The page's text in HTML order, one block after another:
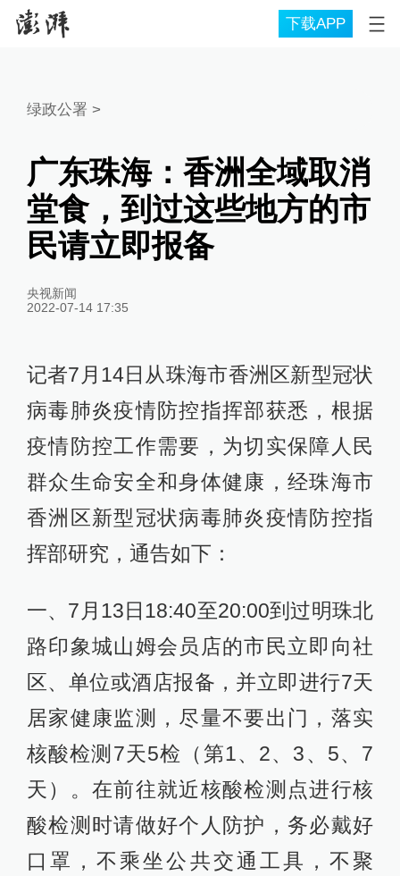
下载APP
绿政公署 >
广东珠海：香洲全域取消
堂食，到过这些地方的市
民请立即报备
央视新闻
2022-07-14 17:35
记者7月14日从珠海市香洲区新型冠状
病毒肺炎疫情防控指挥部获悉，根据
疫情防控工作需要，为切实保障人民
群众生命安全和身体健康，经珠海市
香洲区新型冠状病毒肺炎疫情防控指
挥部研究，通告如下：
一、7月13日18:40至20:00到过明珠北
路印象城山姆会员店的市民立即向社
区、单位或酒店报备，并立即进行7天
居家健康监测，尽量不要出门，落实
核酸检测7天5检（第1、2、3、5、7
天）。在前往就近核酸检测点进行核
酸检测时请做好个人防护，务必戴好
口罩，不乘坐公共交通工具，不聚